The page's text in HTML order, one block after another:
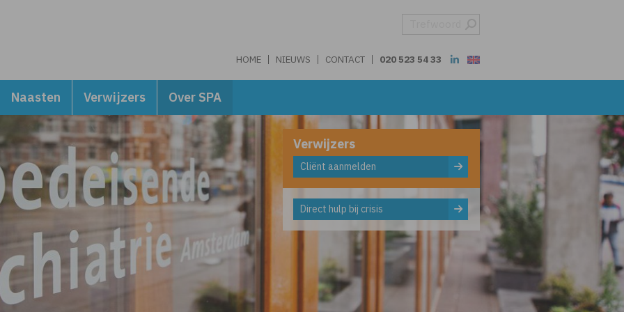
HOME NIEUWS CONTACT 020 523 54 33
Naasten Verwijzers Over SPA
Verwijzers
Cliënt aanmelden
Direct hulp bij crisis